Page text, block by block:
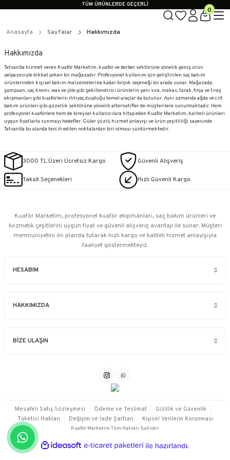
TÜM ÜRÜNLERDE GEÇERLİ
TÜM ÜRÜNLERDE GEÇERLİ
0
Anasayfa Sayfalar Hakkımızda
Hakkımızda
Tatvan’da hizmet veren Kuaför Marketim, kuaför ve berber sektörüne yönelik geniş ürün
yelpazesiyle dikkat çeken bir mağazadır. Profesyonel kullanım için geliştirilen saç bakım
ürünlerinden kişisel bakım malzemelerine kadar birçok seçeneği bir arada sunar. Mağazada;
şampuan, saç kremi, wax ve jöle gibi şekillendirici ürünlerin yanı sıra, makas, tarak, fırça ve tıraş
ekipmanları gibi kuaförlerin ihtiyaç duyduğu temel araçlar da bulunur. Aynı zamanda ağda ve cilt
bakım ürünleri gibi güzellik sektörüne yönelik alternatifler de müşterilere sunulmaktadır. Hem
profesyonel kuaförlere hem de bireysel kullanıcılara hitap eden Kuaför Marketim, kaliteli ürünleri
uygun fiyatlarla sunmayı hedefler. Güler yüzlü hizmet anlayışı ve ürün çeşitliliği sayesinde
Tatvan’da bu alanda tercih edilen noktalardan biri olmayı sürdürmektedir.
3000 TL Üzeri Ücretsiz Kargo Güvenli Alışveriş
Taksit Seçenekleri Hızlı Güvenli Kargo
HESABIM
HAKKIMIZDA
BİZE ULAŞIN
Kuaför Marketim, profesyonel kuaför ekipmanları, saç bakım ürünleri ve
kozmetik çeşitlerini uygun fiyat ve güvenli alışveriş avantajı ile sunar. Müşteri
memnuniyetini ön planda tutarak hızlı kargo ve kaliteli hizmet anlayışıyla
faaliyet göstermekteyiz.
Kuaför Marketim Tüm Hakları Saklıdır.
Mesafeli Satış Sözleşmesi Ödeme ve Teslimat
Gizlilik ve Güvenlik
Tüketici Hakları
Değişim ve İade Şartları Kişisel Verilerin Korunması
ideasoft
e-